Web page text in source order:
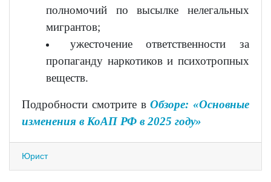
полномочий по высылке нелегальных
мигрантов;
ужесточение ответственности за
пропаганду наркотиков и психотропных
веществ.
Подробности смотрите вОбзоре: «Основные
изменения в КоАП РФ в 2025 году»
Юрист